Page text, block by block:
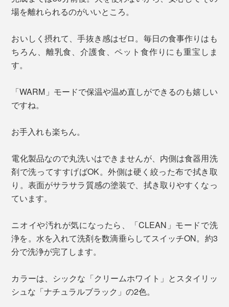
場を離れられるのがいいところ。
おいしく摂れて、手抜き感はゼロ。毎日の食事作りはも
ちろん、離乳食、介護食、ペット食作りにも重宝しま
す。
「WARM」モードで保温や温め直しができるのも嬉しい
ですね。
お手入れも楽ちん。
電化製品なので丸洗いはできませんが、内側は食器用洗
剤で洗ってすすげばOK。外側は硬く絞った布で拭き取
り。表面がサラサラ質感の塗装で、拭き取りやすくなっ
ています。
ニオイや汚れが気になったら、「CLEAN」モードで洗
浄を。水を入れて洗剤を数滴垂らしてスイッチON。約3
分で洗浄が完了します。
カラーは、シックな「クリームホワイト」とスタイリッ
シュな「ナチュラルブラック」の2色。